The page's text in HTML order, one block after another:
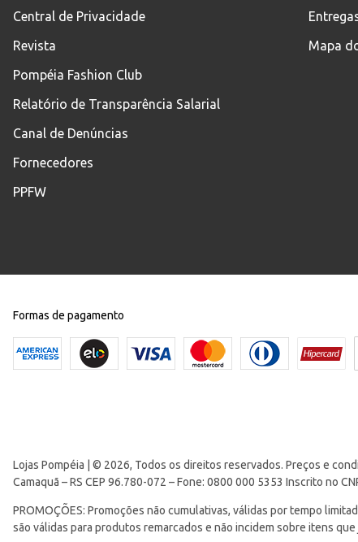
Central de Privacidade
Revista
Pompéia Fashion Club
Relatório de Transparência Salarial
Canal de Denúncias
Fornecedores
PPFW
Mapa
Formas de pagamento
Lojas Pompéia | © 2026, Todos os direitos reservados. Preços e
Camaquã – RS CEP 96.780-072 – Fone: 0800 000 5353 Inscrito no
PROMOÇÕES: Promoções não cumulativas, válidas por tempo
são válidas para produtos remarcados e não incidem sobre itens